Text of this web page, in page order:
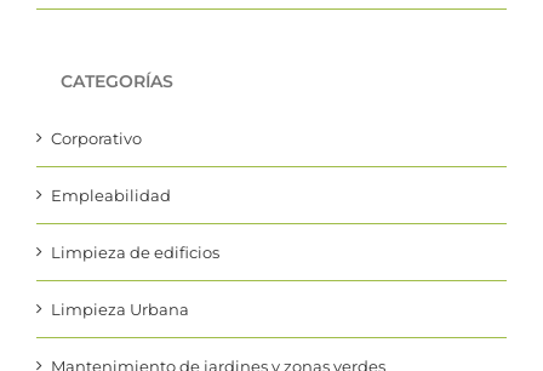
CATEGORÍAS
Corporativo
Empleabilidad
Limpieza de edificios
Limpieza Urbana
Mantenimiento de jardines y zonas verdes